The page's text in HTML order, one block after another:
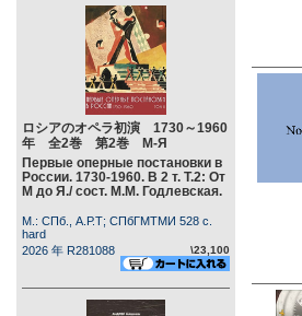
ロシアのオペラ初演 1730～1960
年 全2巻 第2巻 М-Я
Первые оперные постановки в
России. 1730-1960. В 2 т. Т.2: От
М до Я./ сост. М.М. Годлевская.
М.: СПб., А.Р.Т; СПбГМТМИ 528 c.
hard
2026 年 R281088
\23,100